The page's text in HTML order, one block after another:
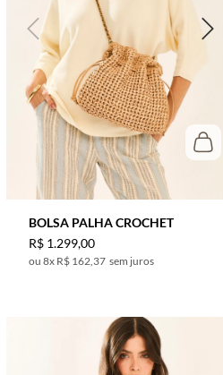
BOLSA PALHA CROCHET
R$ 1.299,00
8x R$ 162,37 sem juros